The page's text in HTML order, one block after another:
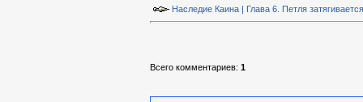
Наследие Каина | Глава 6. Петля затягивается
Всего комментариев: 1